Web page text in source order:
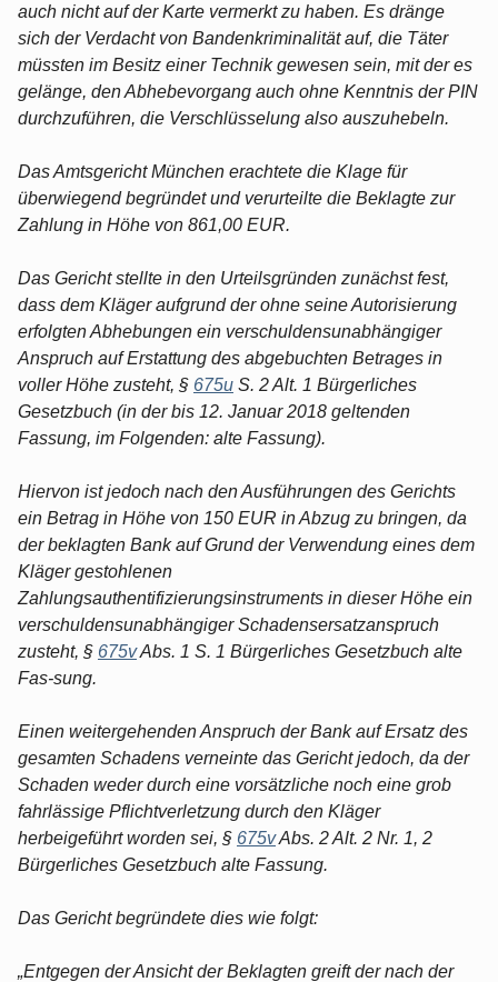
auch nicht auf der Karte vermerkt zu haben. Es dränge
sich der Verdacht von Bandenkriminalität auf, die Täter
müssten im Besitz einer Technik gewesen sein, mit der es
gelänge, den Abhebevorgang auch ohne Kenntnis der PIN
durchzuführen, die Verschlüsselung also auszuhebeln.
Das Amtsgericht München erachtete die Klage für
überwiegend begründet und verurteilte die Beklagte zur
Zahlung in Höhe von 861,00 EUR.
Das Gericht stellte in den Urteilsgründen zunächst fest,
dass dem Kläger aufgrund der ohne seine Autorisierung
erfolgten Abhebungen ein verschuldensunabhängiger
Anspruch auf Erstattung des abgebuchten Betrages in
voller Höhe zusteht, § 675u S. 2 Alt. 1 Bürgerliches
Gesetzbuch (in der bis 12. Januar 2018 geltenden
Fassung, im Folgenden: alte Fassung).
Hiervon ist jedoch nach den Ausführungen des Gerichts
ein Betrag in Höhe von 150 EUR in Abzug zu bringen, da
der beklagten Bank auf Grund der Verwendung eines dem
Kläger gestohlenen
Zahlungsauthentifizierungsinstruments in dieser Höhe ein
verschuldensunabhängiger Schadensersatzanspruch
zusteht, § 675vAbs. 1 S. 1 Bürgerliches Gesetzbuch alte
Fas-sung.
Einen weitergehenden Anspruch der Bank auf Ersatz des
gesamten Schadens verneinte das Gericht jedoch, da der
Schaden weder durch eine vorsätzliche noch eine grob
fahrlässige Pflichtverletzung durch den Kläger
herbeigeführt worden sei, § 675vAbs. 2 Alt. 2 Nr. 1, 2
Bürgerliches Gesetzbuch alte Fassung.
Das Gericht begründete dies wie folgt:
„Entgegen der Ansicht der Beklagten greift der nach der